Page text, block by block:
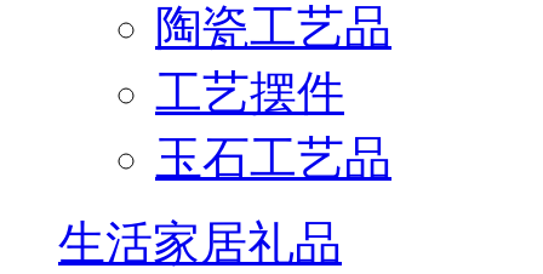
陶瓷工艺品
工艺摆件
玉石工艺品
生活家居礼品